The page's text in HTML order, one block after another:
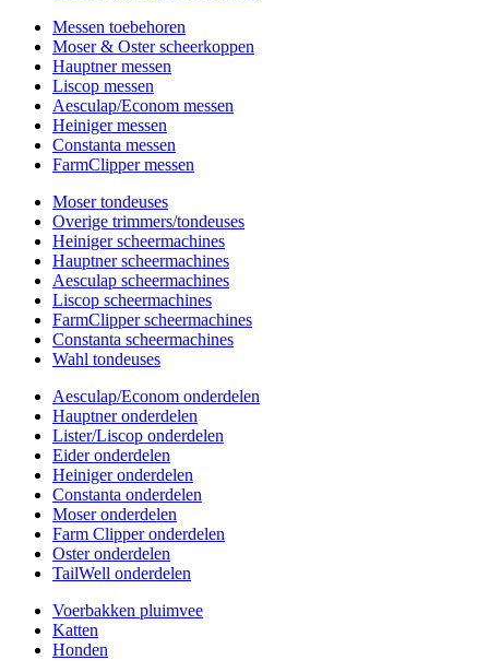
Messen toebehoren
Moser & Oster scheerkoppen
Hauptner messen
Liscop messen
Aesculap/Econom messen
Heiniger messen
Constanta messen
FarmClipper messen
Moser tondeuses
Overige trimmers/tondeuses
Heiniger scheermachines
Hauptner scheermachines
Aesculap scheermachines
Liscop scheermachines
FarmClipper scheermachines
Constanta scheermachines
Wahl tondeuses
Aesculap/Econom onderdelen
Hauptner onderdelen
Lister/Liscop onderdelen
Eider onderdelen
Heiniger onderdelen
Constanta onderdelen
Moser onderdelen
Farm Clipper onderdelen
Oster onderdelen
TailWell onderdelen
Voerbakken pluimvee
Katten
Honden